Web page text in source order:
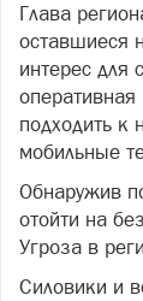
Глава
оставшиеся
интерес для
подходить к
мобильные
Обнаружив
отойти на
Угроза в
Силовики и